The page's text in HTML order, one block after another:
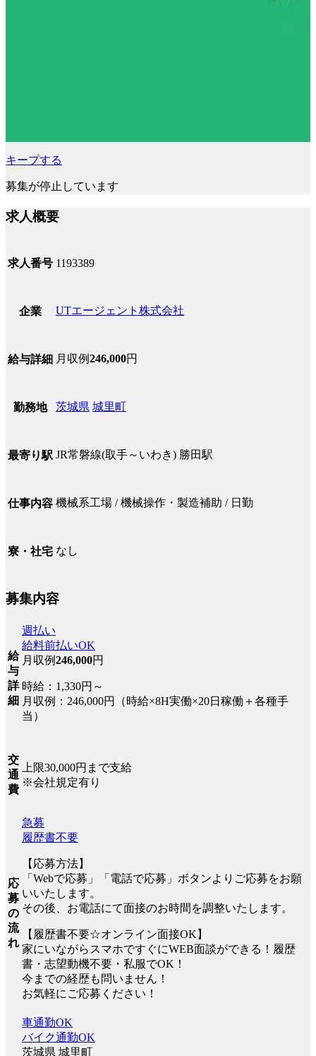
キープする
募集が停止しています
求人概要
求人番号 1193389
企業 UTエージェント株式会社
給与詳細 月収例246,000円
勤務地 茨城県 城里町
最寄り駅 JR常磐線(取手～いわき) 勝田駅
仕事内容 機械系工場 / 機械操作・製造補助 / 日勤
寮・社宅 なし
募集内容
給
与
詳
細
週払い
給料前払いOK
月収例246,000円
時給：1,330円～
月収例：246,000円（時給×8H実働×20日稼働＋各種手
当）
交
通
費
上限30,000円まで支給
※会社規定有り
応
募
の
流
れ
急募
履歴書不要
【応募方法】
「Webで応募」「電話で応募」ボタンよりご応募をお願
いいたします。
その後、お電話にて面接のお時間を調整いたします。
【履歴書不要☆オンライン面接OK】
家にいながらスマホですぐにWEB面談ができる！履歴
書・志望動機不要・私服でOK！
今までの経歴も問いません！
お気軽にご応募ください！
車通勤OK
バイク通勤OK
茨城県 城里町